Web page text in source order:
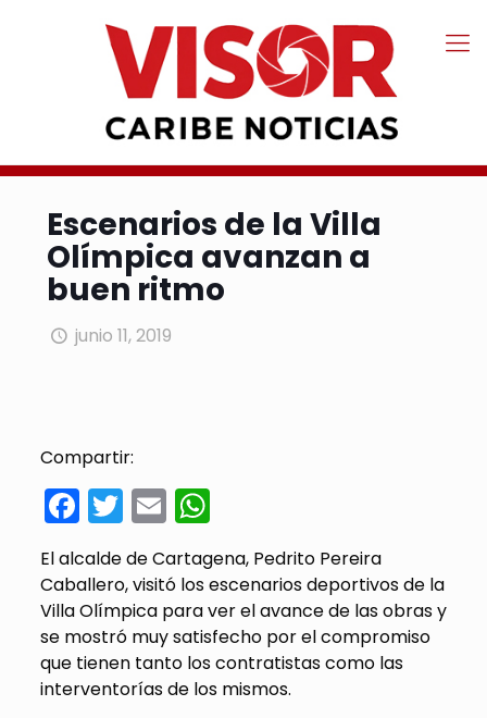
Escenarios de la Villa
Olímpica avanzan a
buen ritmo
junio 11, 2019
Compartir:
Facebook
Twitter
EmailWhatsApp
El alcalde de Cartagena, Pedrito Pereira
Caballero, visitó los escenarios deportivos de la
Villa Olímpica para ver el avance de las obras y
se mostró muy satisfecho por el compromiso
que tienen tanto los contratistas como las
interventorías de los mismos.